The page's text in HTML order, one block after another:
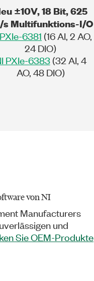
±10V, 18 Bit, 625
s Multifunktions-I/O
6381 (16 AI, 2 AO,
24 DIO)
PXIe-6383(32 AI, 4
AO, 48 DIO)
von NI
Manufacturers
und
Sie OEM-Produkte